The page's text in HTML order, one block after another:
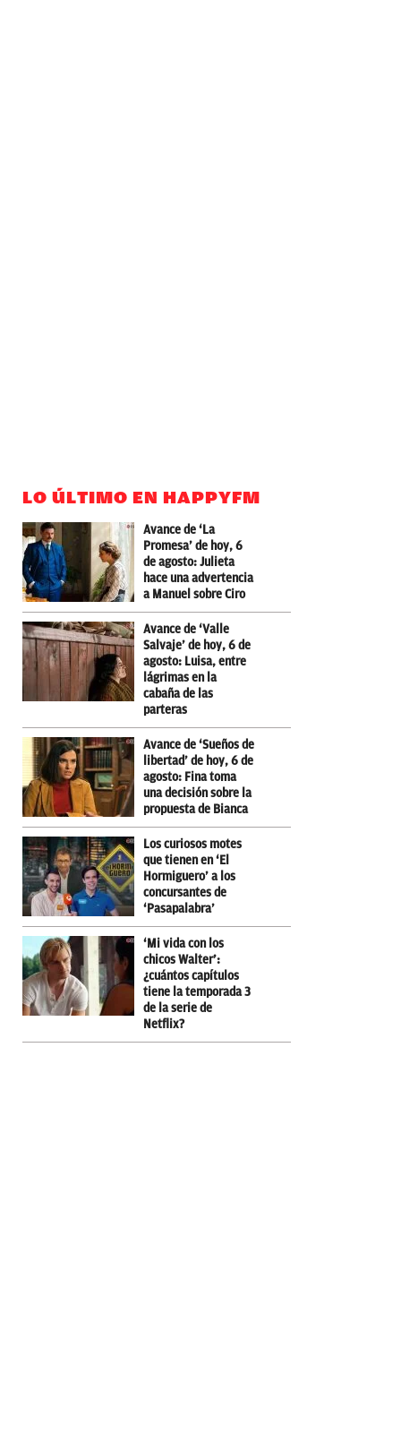
LO ÚLTIMO EN HAPPYFM
Avance de ‘La
Promesa’ de hoy, 6
de agosto: Julieta
hace una advertencia
a Manuel sobre Ciro
Avance de ‘Valle
Salvaje’ de hoy, 6 de
agosto: Luisa, entre
lágrimas en la
cabaña de las
parteras
Avance de ‘Sueños de
libertad’ de hoy, 6 de
agosto: Fina toma
una decisión sobre la
propuesta de Bianca
Los curiosos motes
que tienen en ‘El
Hormiguero’ a los
concursantes de
‘Pasapalabra’
‘Mi vida con los
chicos Walter’:
¿cuántos capítulos
tiene la temporada 3
de la serie de
Netflix?